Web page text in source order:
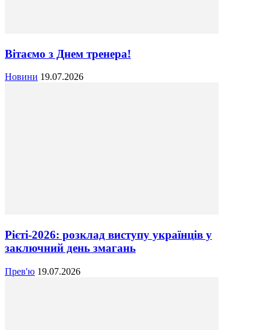
Вітаємо з Днем тренера!
Новини 19.07.2026
Рієті-2026: розклад виступу українців у
заключний день змагань
Прев'ю 19.07.2026